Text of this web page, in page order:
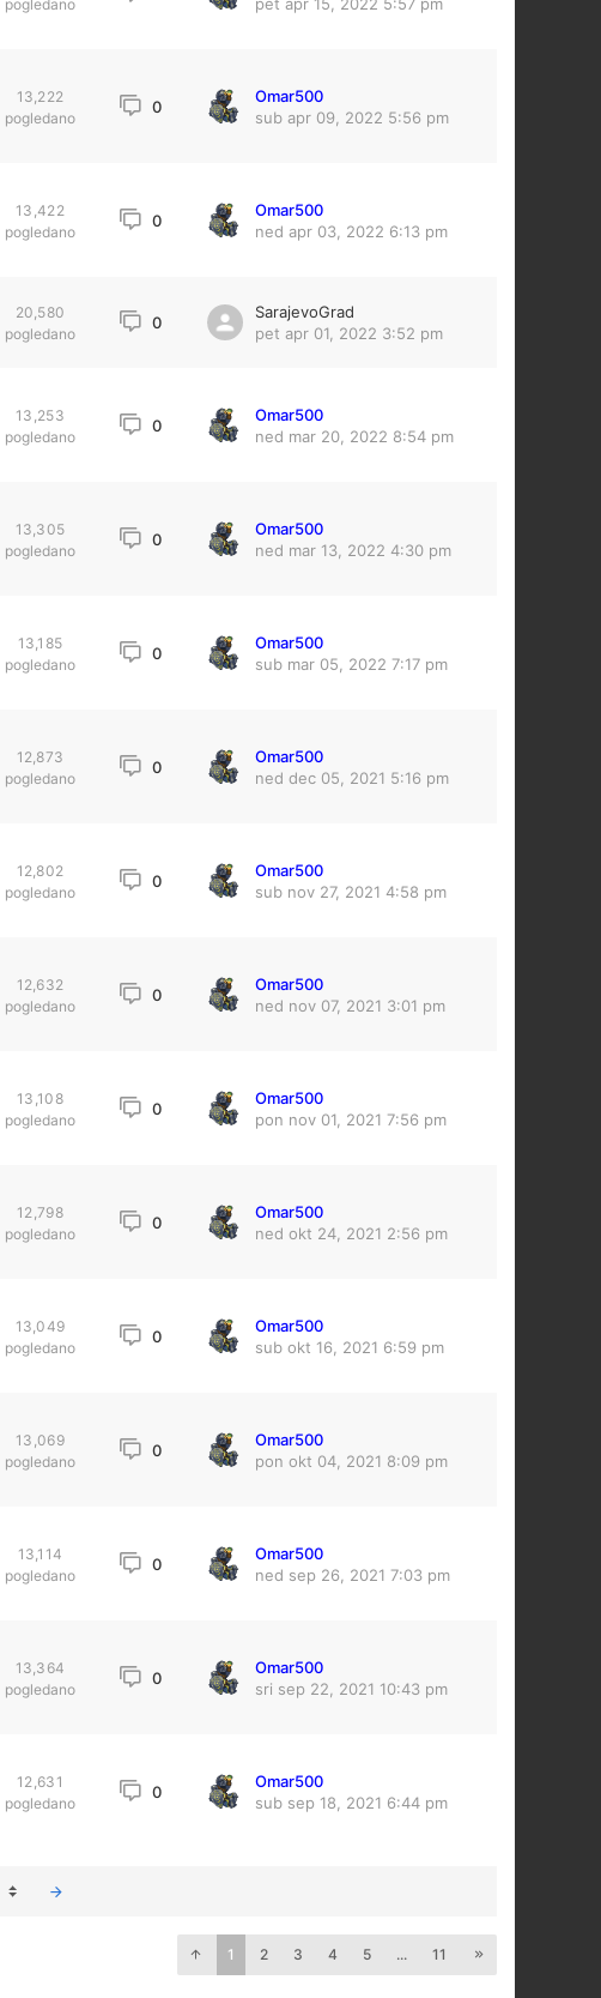
pogledano
13,222
pogledano
0
Omar500
sub apr 09, 2022 5:56 pm
13,422
pogledano
0
Omar500
ned apr 03, 2022 6:13 pm
20,580
pogledano
0
SarajevoGrad
pet apr 01, 2022 3:52 pm
13,253
pogledano
0
Omar500
ned mar 20, 2022 8:54 pm
13,305
pogledano
0
Omar500
ned mar 13, 2022 4:30 pm
13,185
pogledano
0
Omar500
sub mar 05, 2022 7:17 pm
12,873
pogledano
0
Omar500
ned dec 05, 2021 5:16 pm
12,802
pogledano
0
Omar500
sub nov 27, 2021 4:58 pm
12,632
pogledano
0
Omar500
ned nov 07, 2021 3:01 pm
13,108
pogledano
0
Omar500
pon nov 01, 2021 7:56 pm
12,798
pogledano
0
Omar500
ned okt 24, 2021 2:56 pm
13,049
pogledano
0
Omar500
sub okt 16, 2021 6:59 pm
13,069
pogledano
0
Omar500
pon okt 04, 2021 8:09 pm
13,114
pogledano
0
Omar500
ned sep 26, 2021 7:03 pm
13,364
pogledano
0
Omar500
sri sep 22, 2021 10:43 pm
12,631
pogledano
0
Omar500
sub sep 18, 2021 6:44 pm
1 2 3 4 5 ... 11